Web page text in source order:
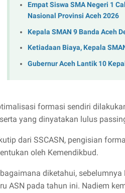
Empat Siswa SMA Negeri 1
Nasional Provinsi Aceh 2026
Kepala SMAN 9 Banda Aceh
Ketiadaan Biaya, Kepala
Gubernur Aceh Lantik 10
formasi sendiri
yang dinyatakan lulus
dari SSCASN, pengisian
oleh Kemendikbud.
diketahui,
ASN pada tahun ini. Nadiem